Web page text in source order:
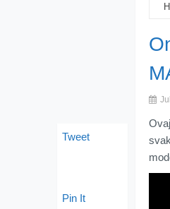
Tweet
Pin It